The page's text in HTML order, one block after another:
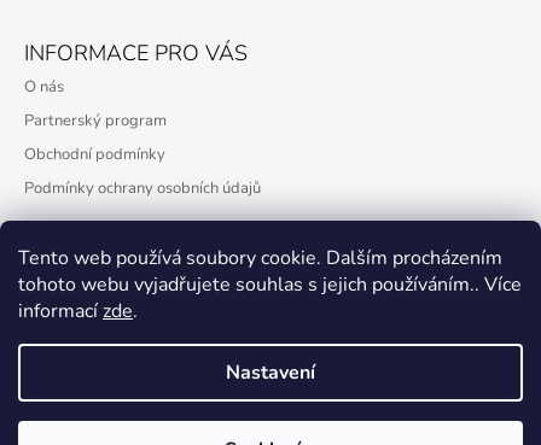
Tento web používá soubory cookie. Dalším procházením
tohoto webu vyjadřujete souhlas s jejich používáním.. Více
informacízde.
Nastavení
INFORMACE PRO VÁS
O nás
Partnerský program
Obchodní podmínky
Podmínky ochrany osobních údajů
PŘIJÍMÁME ONLINE PLATBY